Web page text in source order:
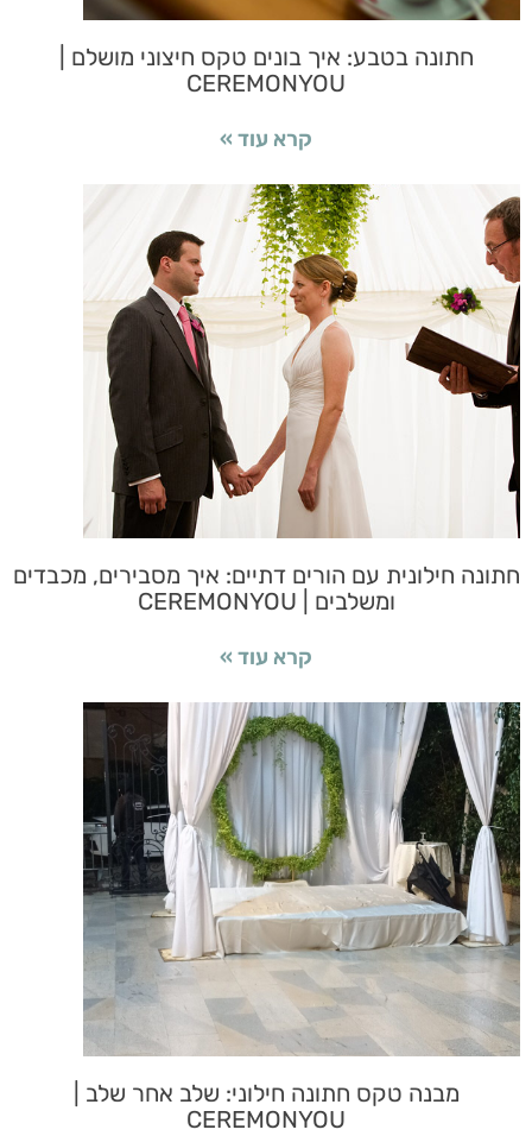
חתונה בטבע: איך בונים טקס חיצוני מושלם |
CEREMONYOU
קרא עוד »
חתונה חילונית עם הורים דתיים: איך מסבירים, מכבדים
ומשלבים | CEREMONYOU
קרא עוד »
מבנה טקס חתונה חילוני: שלב אחר שלב |
CEREMONYOU